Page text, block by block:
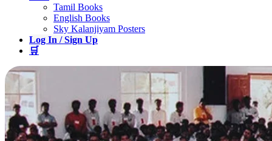
Tamil Books
English Books
Sky Kalanjiyam Posters
Log In / Sign Up
🛒